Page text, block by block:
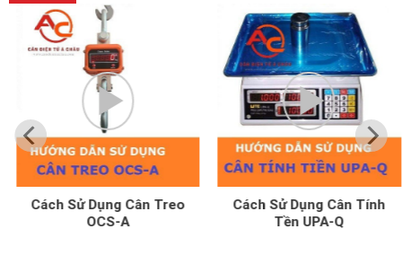
Cách Sử Dụng Cân Treo
OCS-A
Cách Sử Dụng Cân Tính
Tền UPA-Q